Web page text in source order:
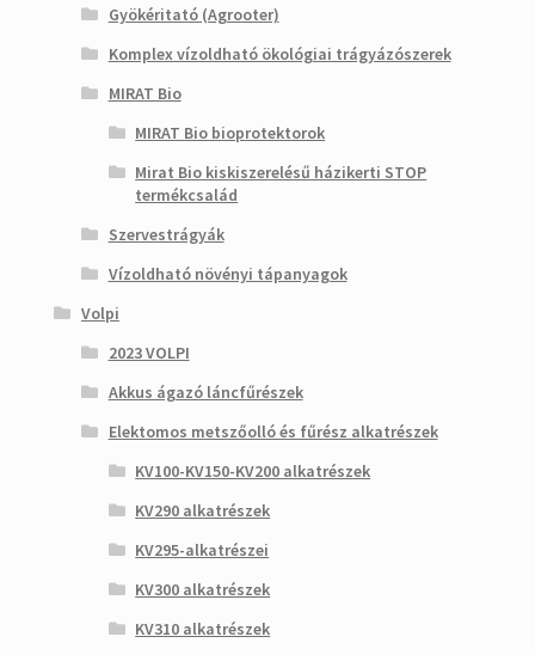
Gyökéritató (Agrooter)
Komplex vízoldható ökológiai trágyázószerek
MIRAT Bio
MIRAT Bio bioprotektorok
Mirat Bio kiskiszerelésű házikerti STOP
termékcsalád
Szervestrágyák
Vízoldható növényi tápanyagok
Volpi
2023 VOLPI
Akkus ágazó láncfűrészek
Elektomos metszőolló és fűrész alkatrészek
KV100-KV150-KV200 alkatrészek
KV290 alkatrészek
KV295-alkatrészei
KV300 alkatrészek
KV310 alkatrészek